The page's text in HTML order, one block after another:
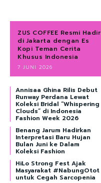
ZUS COFFEE Resmi Hadir
di Jakarta dengan Es
Kopi Teman Cerita
Khusus Indonesia
7 JUNI 2026
Annisaa Ghina Rilis Debut
Runway Perdana Lewat
Koleksi Bridal “Whispering
Clouds” di Indonesia
Fashion Week 2026
Benang Jarum Hadirkan
Interpretasi Baru Hujan
Bulan Juni ke Dalam
Koleksi Fashion
HiLo Strong Fest Ajak
Masyarakat #NabungOtot
untuk Cegah Sarcopenia